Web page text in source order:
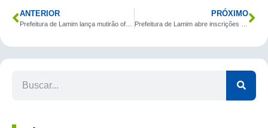
ANTERIOR PRÓXIMO